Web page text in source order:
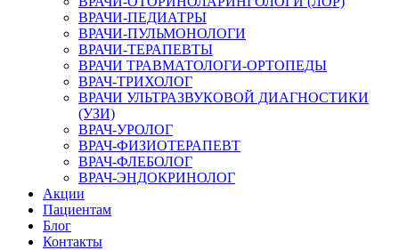
ВРАЧИ-ПЕДИАТРЫ
ВРАЧИ-ПУЛЬМОНОЛОГИ
ВРАЧИ-ТЕРАПЕВТЫ
ВРАЧИ ТРАВМАТОЛОГИ-ОРТОПЕДЫ
ВРАЧ-ТРИХОЛОГ
ВРАЧИ УЛЬТРАЗВУКОВОЙ ДИАГНОСТИКИ
(УЗИ)
ВРАЧ-УРОЛОГ
ВРАЧ-ФИЗИОТЕРАПЕВТ
ВРАЧ-ФЛЕБОЛОГ
ВРАЧ-ЭНДОКРИНОЛОГ
Акции
Пациентам
Блог
Контакты